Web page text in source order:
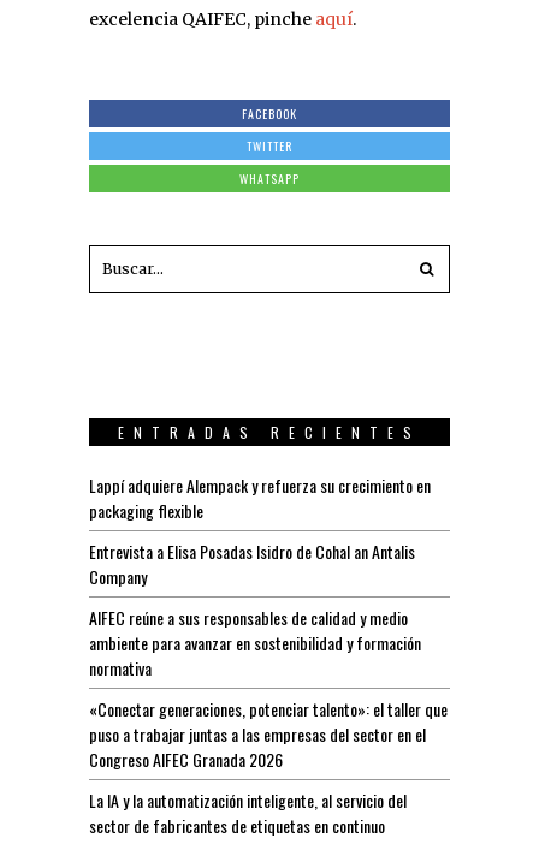
excelencia QAIFEC, pinche aquí.
FACEBOOK
TWITTER
WHATSAPP
ENTRADAS RECIENTES
Lappí adquiere Alempack y refuerza su crecimiento en
packaging flexible
Entrevista a Elisa Posadas Isidro de Cohal an Antalis
Company
AIFEC reúne a sus responsables de calidad y medio
ambiente para avanzar en sostenibilidad y formación
normativa
«Conectar generaciones, potenciar talento»: el taller que
puso a trabajar juntas a las empresas del sector en el
Congreso AIFEC Granada 2026
La IA y la automatización inteligente, al servicio del
sector de fabricantes de etiquetas en continuo